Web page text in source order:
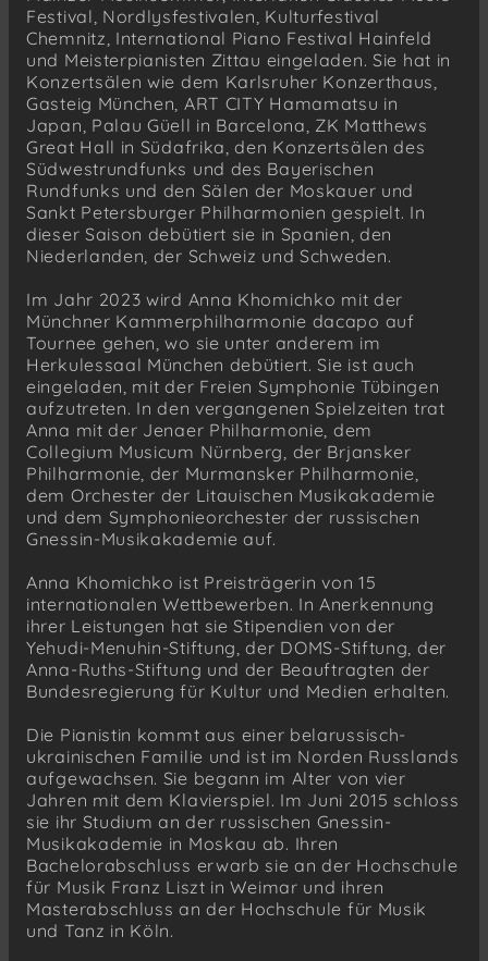
Festival, Nordlysfestivalen, Kulturfestival
Chemnitz, International Piano Festival Hainfeld
und Meisterpianisten Zittau eingeladen. Sie hat in
Konzertsälen wie dem Karlsruher Konzerthaus,
Gasteig München, ART CITY Hamamatsu in
Japan, Palau Güell in Barcelona, ZK Matthews
Great Hall in Südafrika, den Konzertsälen des
Südwestrundfunks und des Bayerischen
Rundfunks und den Sälen der Moskauer und
Sankt Petersburger Philharmonien gespielt. In
dieser Saison debütiert sie in Spanien, den
Niederlanden, der Schweiz und Schweden.
Im Jahr 2023 wird Anna Khomichko mit der
Münchner Kammerphilharmonie dacapo auf
Tournee gehen, wo sie unter anderem im
Herkulessaal München debütiert. Sie ist auch
eingeladen, mit der Freien Symphonie Tübingen
aufzutreten. In den vergangenen Spielzeiten trat
Anna mit der Jenaer Philharmonie, dem
Collegium Musicum Nürnberg, der Brjansker
Philharmonie, der Murmansker Philharmonie,
dem Orchester der Litauischen Musikakademie
und dem Symphonieorchester der russischen
Gnessin-Musikakademie auf.
Anna Khomichko ist Preisträgerin von 15
internationalen Wettbewerben. In Anerkennung
ihrer Leistungen hat sie Stipendien von der
Yehudi-Menuhin-Stiftung, der DOMS-Stiftung, der
Anna-Ruths-Stiftung und der Beauftragten der
Bundesregierung für Kultur und Medien erhalten.
Die Pianistin kommt aus einer belarussisch-
ukrainischen Familie und ist im Norden Russlands
aufgewachsen. Sie begann im Alter von vier
Jahren mit dem Klavierspiel. Im Juni 2015 schloss
sie ihr Studium an der russischen Gnessin-
Musikakademie in Moskau ab. Ihren
Bachelorabschluss erwarb sie an der Hochschule
für Musik Franz Liszt in Weimar und ihren
Masterabschluss an der Hochschule für Musik
und Tanz in Köln.